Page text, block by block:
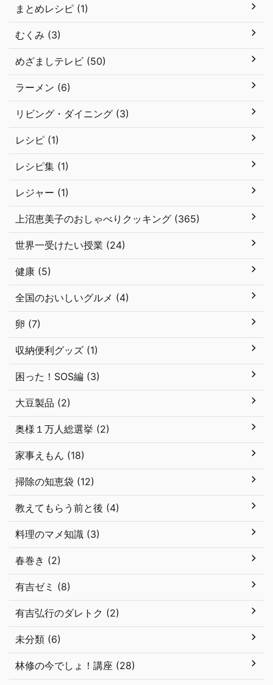
まとめレシピ (1)
むくみ (3)
めざましテレビ (50)
ラーメン (6)
リビング・ダイニング (3)
レシピ (1)
レシピ集 (1)
レジャー (1)
上沼恵美子のおしゃべりクッキング (365)
世界一受けたい授業 (24)
健康 (5)
全国のおいしいグルメ (4)
卵 (7)
収納便利グッズ (1)
困った！SOS編 (3)
大豆製品 (2)
奥様１万人総選挙 (2)
家事えもん (18)
掃除の知恵袋 (12)
教えてもらう前と後 (4)
料理のマメ知識 (3)
春巻き (2)
有吉ゼミ (8)
有吉弘行のダレトク (2)
未分類 (6)
林修の今でしょ！講座 (28)